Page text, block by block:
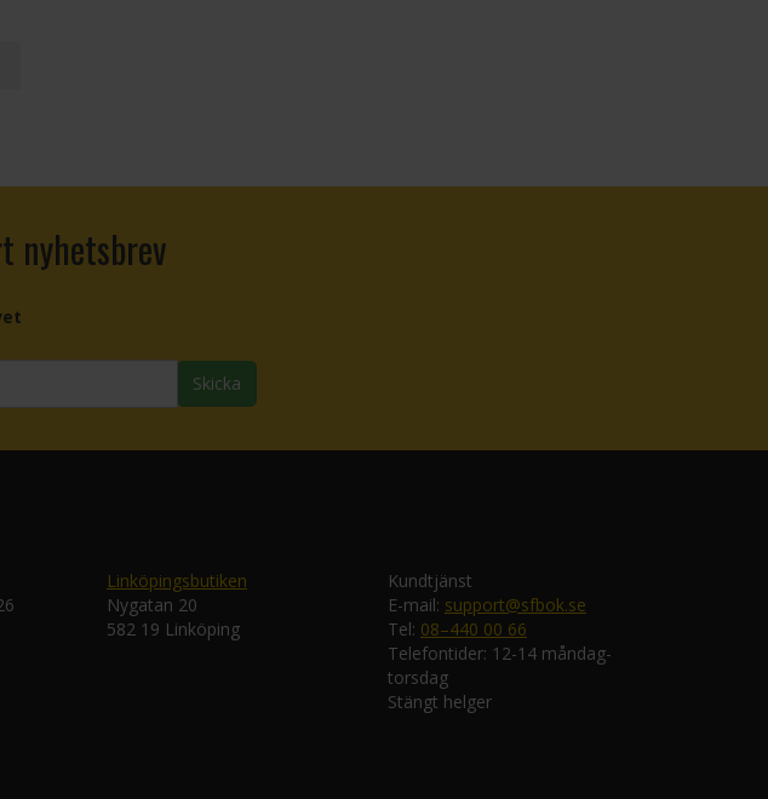
nyhetsbrev
Skicka
Linköpingsbutiken
Nygatan 20
582 19 Linköping
Kundtjänst
E-mail: support@sfbok.se
Tel: 08–440 00 66
Telefontider: 12-14 måndag-
torsdag
Stängt helger